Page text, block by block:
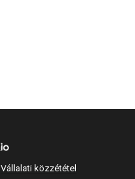
Vállalati közzététel